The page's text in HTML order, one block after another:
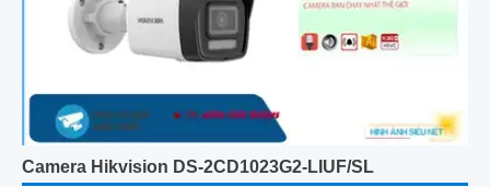
Camera Hikvision DS-2CD1023G2-LIUF/SL